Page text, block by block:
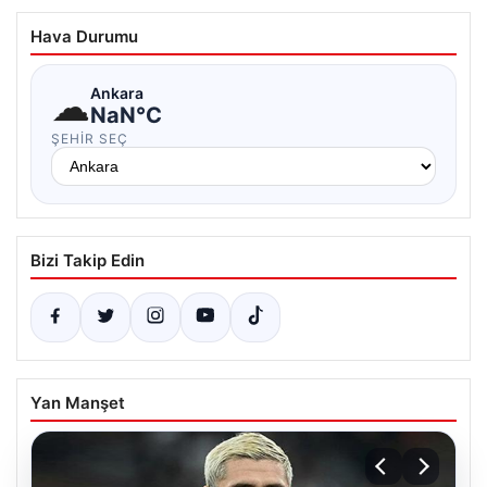
Hava Durumu
☁Ankara
NaN°C
ŞEHIR SEÇ
Bizi Takip Edin
Yan Manşet